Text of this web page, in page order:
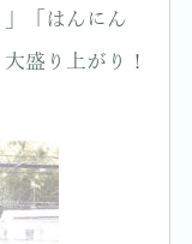
「はんにん
盛り上がり！